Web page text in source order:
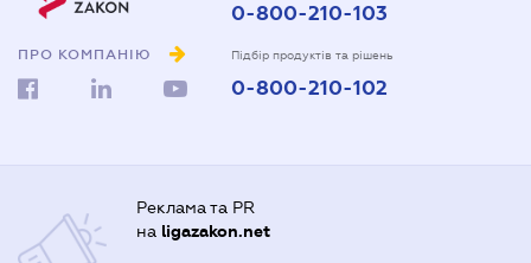
ПРО КОМПАНІЮ
0-800-210-103
Підбір продуктів та рішень
0-800-210-102
Реклама та PR
на ligazakon.net